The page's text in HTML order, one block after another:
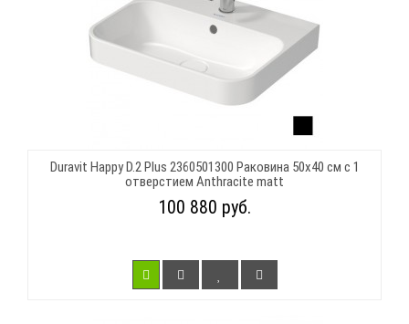
Duravit Happy D.2 Plus 2360501300 Раковина 50х40 см с 1
отверстием Anthracite matt
100 880 руб.